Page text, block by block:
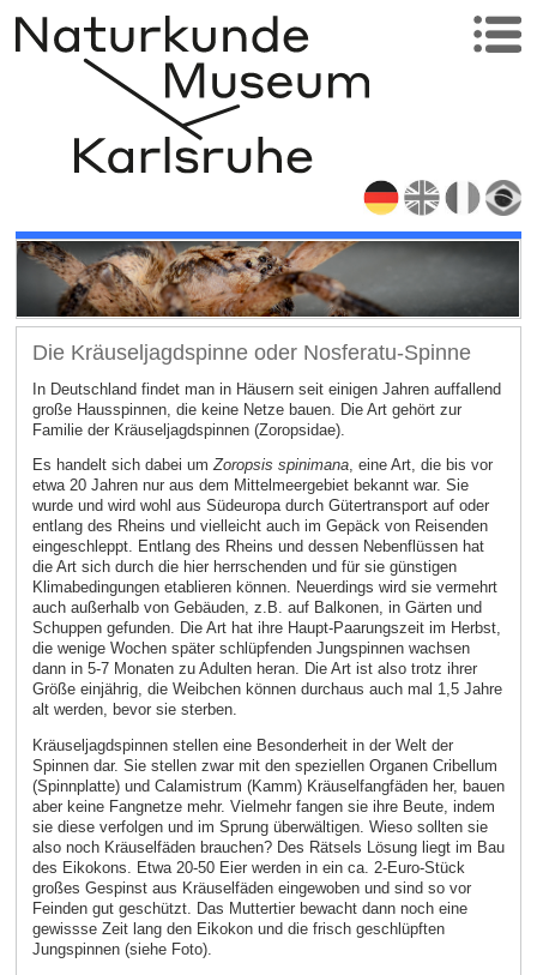
Die Kräuseljagdspinne oder Nosferatu-Spinne
In Deutschland findet man in Häusern seit einigen Jahren auffallend
große Hausspinnen, die keine Netze bauen. Die Art gehört zur
Familie der Kräuseljagdspinnen (Zoropsidae).
Es handelt sich dabei umZoropsis spinimana, eine Art, die bis vor
etwa 20 Jahren nur aus dem Mittelmeergebiet bekannt war. Sie
wurde und wird wohl aus Südeuropa durch Gütertransport auf oder
entlang des Rheins und vielleicht auch im Gepäck von Reisenden
eingeschleppt. Entlang des Rheins und dessen Nebenflüssen hat
die Art sich durch die hier herrschenden und für sie günstigen
Klimabedingungen etablieren können. Neuerdings wird sie vermehrt
auch außerhalb von Gebäuden, z.B. auf Balkonen, in Gärten und
Schuppen gefunden. Die Art hat ihre Haupt-Paarungszeit im Herbst,
die wenige Wochen später schlüpfenden Jungspinnen wachsen
dann in 5-7 Monaten zu Adulten heran. Die Art ist also trotz ihrer
Größe einjährig, die Weibchen können durchaus auch mal 1,5 Jahre
alt werden, bevor sie sterben.
Kräuseljagdspinnen stellen eine Besonderheit in der Welt der
Spinnen dar. Sie stellen zwar mit den speziellen Organen Cribellum
(Spinnplatte) und Calamistrum (Kamm) Kräuselfangfäden her, bauen
aber keine Fangnetze mehr. Vielmehr fangen sie ihre Beute, indem
sie diese verfolgen und im Sprung überwältigen. Wieso sollten sie
also noch Kräuselfäden brauchen? Des Rätsels Lösung liegt im Bau
des Eikokons. Etwa 20-50 Eier werden in ein ca. 2-Euro-Stück
großes Gespinst aus Kräuselfäden eingewoben und sind so vor
Feinden gut geschützt. Das Muttertier bewacht dann noch eine
gewissse Zeit lang den Eikokon und die frisch geschlüpften
Jungspinnen (siehe Foto).